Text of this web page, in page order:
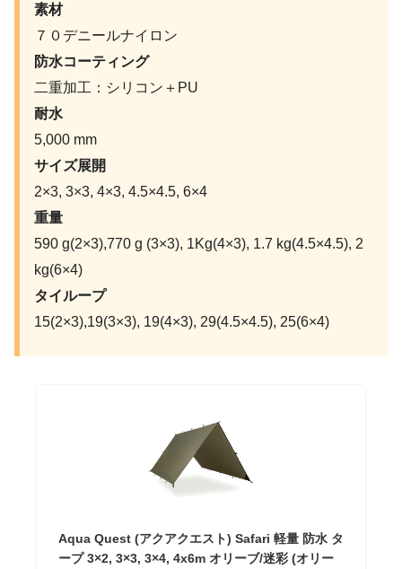
素材
７０デニールナイロン
防水コーティング
二重加工：シリコン＋PU
耐水
5,000 mm
サイズ展開
2×3, 3×3, 4×3, 4.5×4.5, 6×4
重量
590 g(2×3),770 g (3×3), 1Kg(4×3), 1.7 kg(4.5×4.5), 2
kg(6×4)
タイループ
15(2×3),19(3×3), 19(4×3), 29(4.5×4.5), 25(6×4)
Aqua Quest (アクアクエスト) Safari 軽量 防水 タ
ープ 3×2, 3×3, 3×4, 4x6m オリーブ/迷彩 (オリー